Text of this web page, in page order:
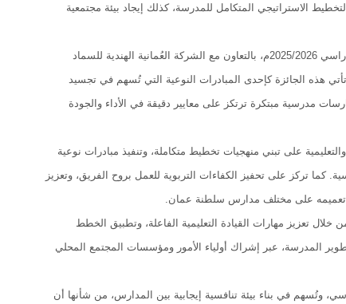
الاستراتيجي المتكامل للمدرسة، كذلك إيجاد بيئة مجتمعية
الجدير بالذكر أن وزارة التربية والتعليم أطلقت "جائزة الإبداع المدرسي" في دورتها الثانية للعام الدراسي 2025/2026م، بالتعاون مع الشركة العُمانية الهندية للسماد
هذه الجائزة كإحدى المبادرات النوعية التي تُسهم في تجسيد
من خلال ترسيخ ممارسات مدرسية مبتكرة ترتكز على معايير دقيقة في الأداء والجودة
على تبني منهجيات تخطيط متكاملة، وتنفيذ مبادرات نوعية
كما تركز على تحفيز الكفاءات التربوية للعمل بروح الفريق، وتعزيز
تعميمه على مختلف مدارس سلطنة عمان.
تعزيز مهارات القيادة التعليمية الفاعلة، وتطبيق الخطط
المدرسة، عبر إشراك أولياء الأمور ومؤسسات المجتمع المحلي
وتُسهم في بناء بيئة تنافسية إيجابية بين المدارس، من شأنها أن